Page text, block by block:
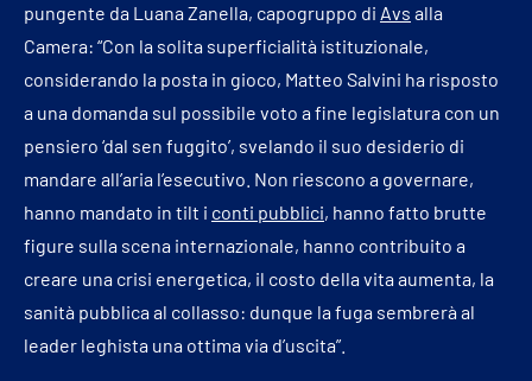
pungente da Luana Zanella, capogruppo di Avs alla
Camera: “Con la solita superficialità istituzionale,
considerando la posta in gioco, Matteo Salvini ha risposto
a una domanda sul possibile voto a fine legislatura con un
pensiero ‘dal sen fuggito’, svelando il suo desiderio di
mandare all’aria l’esecutivo. Non riescono a governare,
hanno mandato in tilt i conti pubblici, hanno fatto brutte
figure sulla scena internazionale, hanno contribuito a
creare una crisi energetica, il costo della vita aumenta, la
sanità pubblica al collasso: dunque la fuga sembrerà al
leader leghista una ottima via d’uscita”.